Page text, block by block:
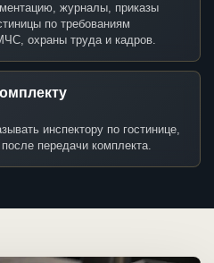
журналы, приказы
по требованиям
охраны труда и кадров.
инспектору по гостинице,
передачи комплекта.